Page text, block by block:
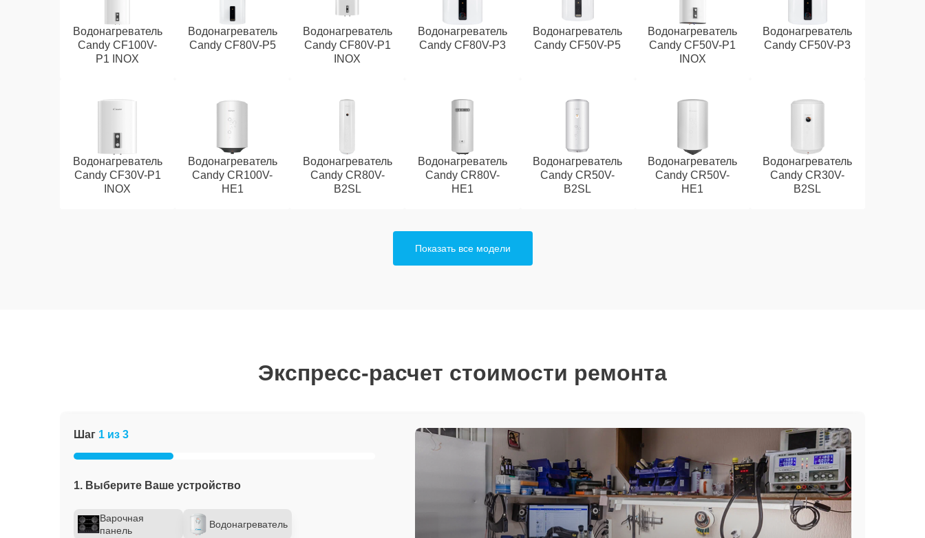
Водонагреватель
Candy CF100V-
P1 INOX
Водонагреватель
Candy CF80V-P5
Водонагреватель
Candy CF80V-P1
INOX
Водонагреватель
Candy CF80V-P3
Водонагреватель
Candy CF50V-P5
Водонагреватель
Candy CF50V-P1
INOX
Водонагреватель
Candy CF50V-P3
Водонагреватель
Candy CF30V-P1
INOX
Водонагреватель
Candy CR100V-
HE1
Водонагреватель
Candy CR80V-
B2SL
Водонагреватель
Candy CR80V-
HE1
Водонагреватель
Candy CR50V-
B2SL
Водонагреватель
Candy CR50V-
HE1
Водонагреватель
Candy CR30V-
B2SL
Показать все модели
Экспресс-расчет стоимости ремонта
Шаг 1 из 3
1. Выберите Ваше устройство
Варочная
панель
Водонагреватель